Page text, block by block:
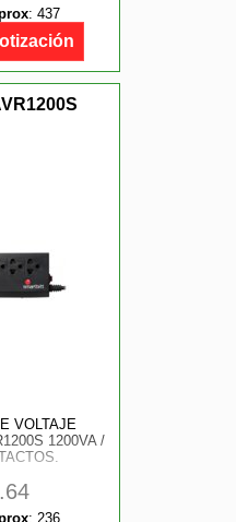
: 437
VOLTAJE
1200VA /
: 236